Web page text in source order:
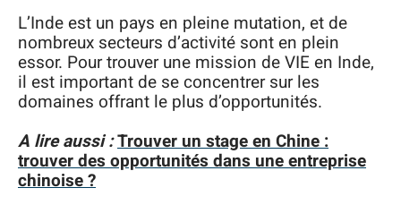
L’Inde est un pays en pleine mutation, et de
nombreux secteurs d’activité sont en plein
essor. Pour trouver une mission de VIE en Inde,
il est important de se concentrer sur les
domaines offrant le plus d’opportunités.
A lire aussi :Trouver un stage en Chine :
trouver des opportunités dans une entreprise
chinoise ?